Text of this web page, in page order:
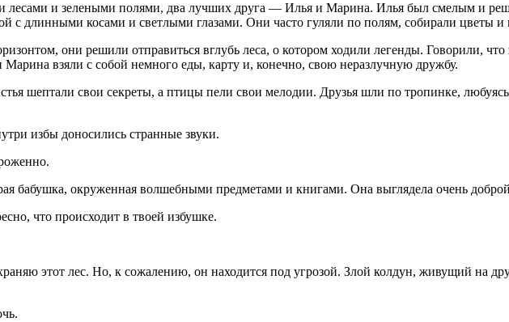
и зелеными полями, два лучших друга — Илья и Марина. Илья был смелым и
длинными косами и светлыми глазами. Они часто гуляли по полям, собирали цветы и
они решили отправиться вглубь леса, о котором ходили легенды. Говорили,
взяли с собой немного еды, карту и, конечно, свою неразлучную дружбу.
шептали свои секреты, а птицы пели свои мелодии. Друзья шли по тропинке,
избы доносились странные звуки.
бабушка, окруженная волшебными предметами и книгами. Она выглядела очень
что происходит в твоей избушке.
этот лес. Но, к сожалению, он находится под угрозой. Злой колдун, живущий на